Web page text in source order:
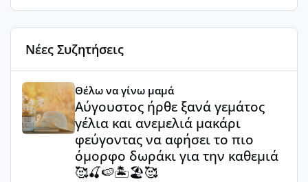
Νέες Συζητήσεις
Αύγουστος ήρθε ξανά γεμάτος γέλια και ανεμελιά
Θέλω να γίνω μαμά
Αύγουστος ήρθε ξανά γεμάτος
γέλια και ανεμελιά μακάρι
φεύγοντας να αφήσει το πιο
όμορφο δωράκι για την καθεμιά
🥰🍒🍉🏝️🏖️🥰